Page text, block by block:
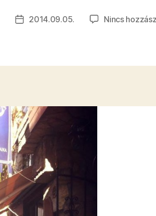
Bejegyzés
2014.09.05. Nincs